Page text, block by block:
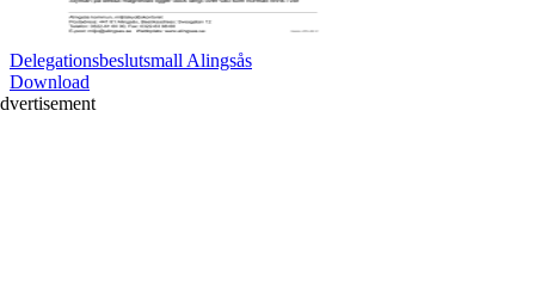
Delegationsbeslutsmall Alingsås
Download